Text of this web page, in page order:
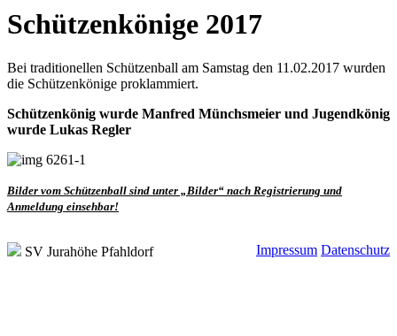
Schützenkönige 2017
Bei traditionellen Schützenball am Samstag den 11.02.2017 wurden
die Schützenkönige proklammiert.
Schützenkönig wurde Manfred Münchsmeier und Jugendkönig
wurde Lukas Regler
Bilder vom Schützenball sind unter „Bilder“ nach Registrierung und
Anmeldung einsehbar!
SV Jurahöhe Pfahldorf Impressum Datenschutz